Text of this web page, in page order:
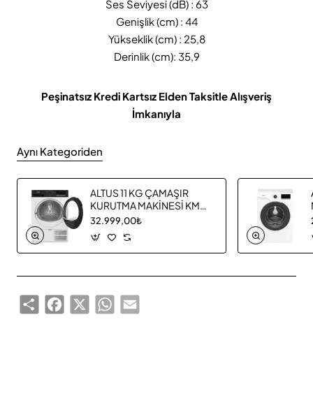
Ses Seviyesi (dB) : 63
Genişlik (cm) : 44
Yükseklik (cm) : 25,8
Derinlik (cm): 35,9
Peşinatsız Kredi Kartsız Elden Taksitle Alışveriş
İmkanıyla
Aynı Kategoriden
ALTUS 11 KG ÇAMAŞIR
KURUTMA MAKİNESİ KM
1160
32.999,00₺
ShareFacebook
X WhatsApp
Email